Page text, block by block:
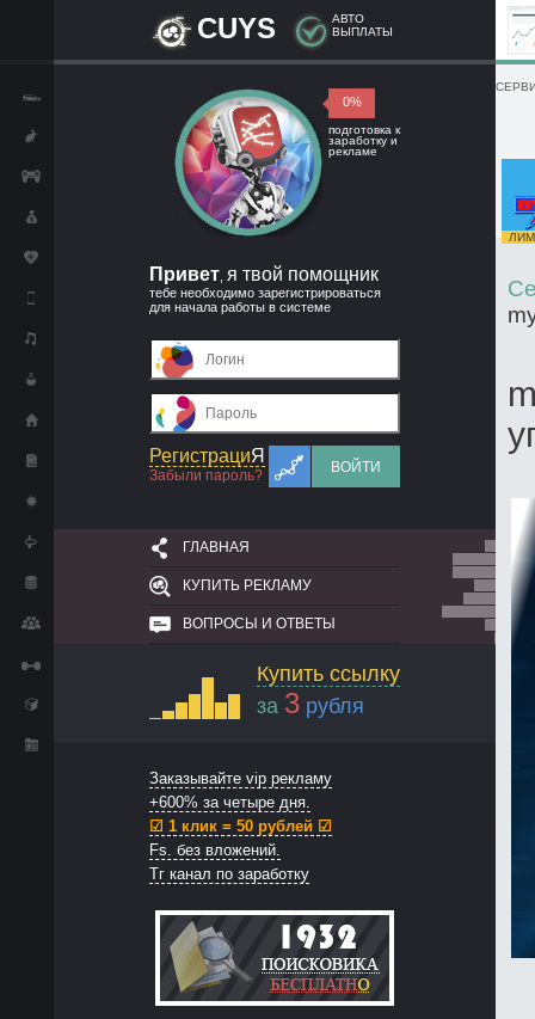
CUYS
АВТО
ВЫПЛАТЫ
0%
подготовка к
заработку и
рекламе
Привет я твой помощник
тебе необходимо зарегистрироваться
для начала работы в системе
РегистрациЯ
Забыли пароль?
ВОЙТИ
ГЛАВНАЯ
КУПИТЬ РЕКЛАМУ
ВОПРОСЫ И ОТВЕТЫ
Купить ссылку
за 3 рубля
Заказывайте vip рекламу
+600% за четыре дня.
☑ 1 клик = 50 рублей ☑
Fs. без вложений.
Тг канал по заработку